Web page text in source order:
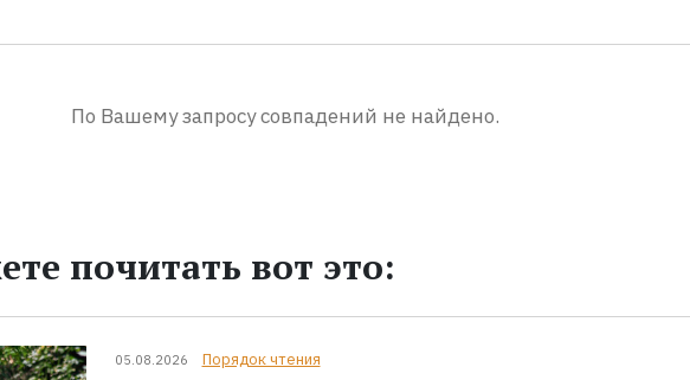
По Вашему запросу совпадений не найдено.
почитать вот это:
05.08.2026 Порядок чтения